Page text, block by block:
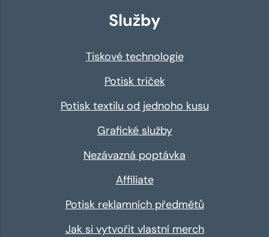
Služby
Tiskové technologie
Potisk triček
Potisk textilu od jednoho kusu
Grafické služby
Nezávazná poptávka
Affiliate
Potisk reklamních předmětů
Jak si vytvořit vlastní merch